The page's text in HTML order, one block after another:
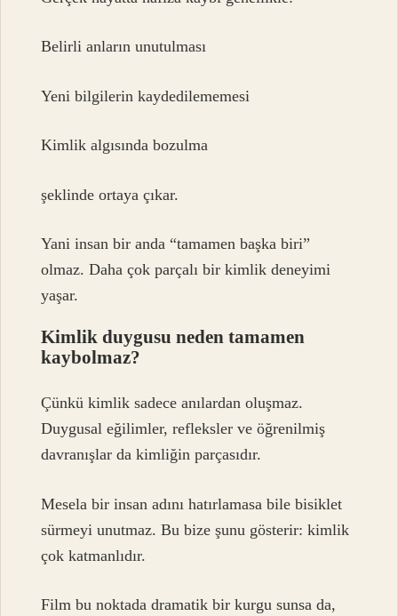
Belirli anların unutulması
Yeni bilgilerin kaydedilememesi
Kimlik algısında bozulma
şeklinde ortaya çıkar.
Yani insan bir anda “tamamen başka biri”
olmaz. Daha çok parçalı bir kimlik deneyimi
yaşar.
Kimlik duygusu neden tamamen
kaybolmaz?
Çünkü kimlik sadece anılardan oluşmaz.
Duygusal eğilimler, refleksler ve öğrenilmiş
davranışlar da kimliğin parçasıdır.
Mesela bir insan adını hatırlamasa bile bisiklet
sürmeyi unutmaz. Bu bize şunu gösterir: kimlik
çok katmanlıdır.
Film bu noktada dramatik bir kurgu sunsa da,